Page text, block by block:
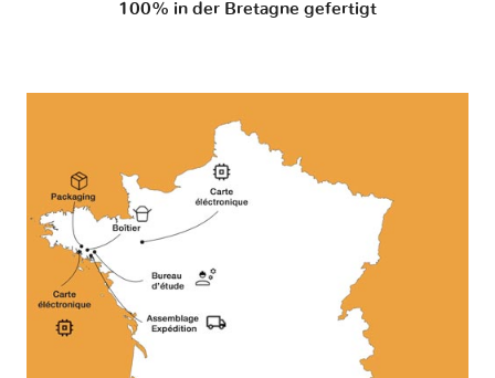
100% in der Bretagne gefertigt